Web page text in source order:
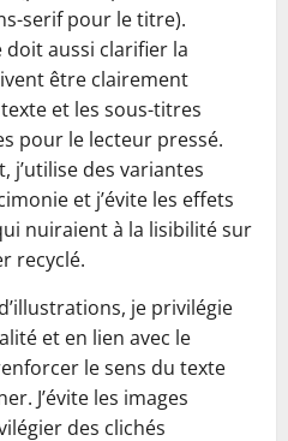
serif pour le titre).
doit aussi clarifier la
être clairement
et les sous-titres
pour le lecteur pressé.
j’utilise des variantes
et j’évite les effets
nuiraient à la lisibilité sur
recyclé.
je privilégie
et en lien avec le
le sens du texte
J’évite les images
des clichés